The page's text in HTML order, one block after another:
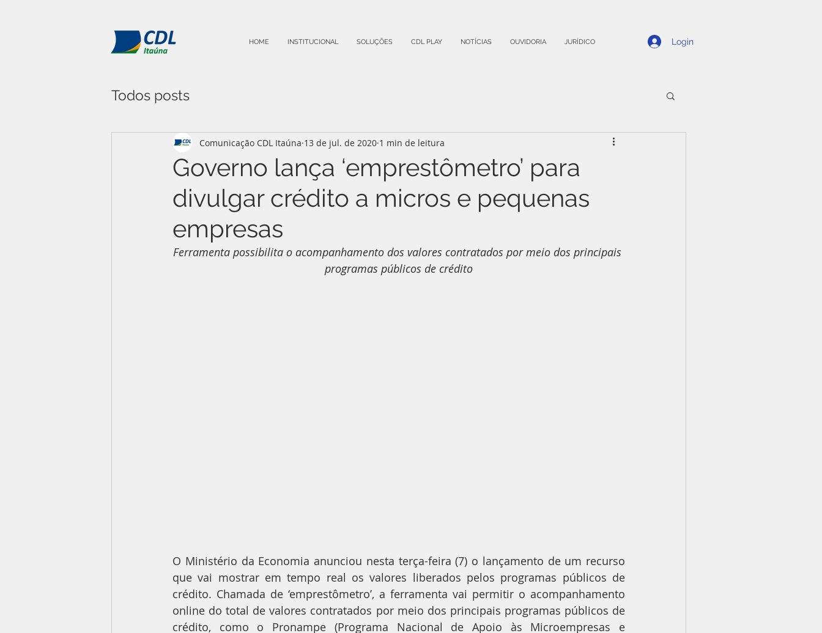
HOME INSTITUCIONAL SOLUÇÕES CDL PLAY NOTÍCIAS OUVIDORIA JURÍDICO Login
Todos posts
Governo lança ‘emprestômetro’ para
divulgar crédito a micros e pequenas
empresas
Comunicação CDL Itaúna 13 de jul. de 2020 1 min de leitura
Ferramenta possibilita o acompanhamento dos valores contratados por meio dos principais
programas públicos de crédito
O Ministério da Economia anunciou nesta terça-feira (7) o lançamento de um recurso
que vai mostrar em tempo real os valores liberados pelos programas públicos de
crédito. Chamada de ‘emprestômetro’, a ferramenta vai permitir o acompanhamento
online do total de valores contratados por meio dos principais programas públicos de
crédito, como o Pronampe (Programa Nacional de Apoio às Microempresas e